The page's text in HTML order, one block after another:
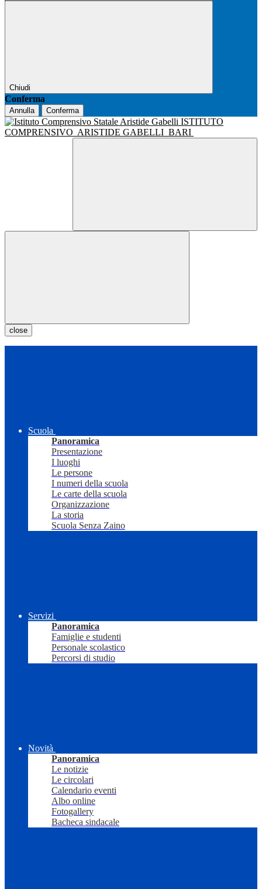
Chiudi
Conferma
Annulla Conferma
ISTITUTO
COMPRENSIVO ARISTIDE GABELLI BARI
close
Scuola
Panoramica
Presentazione
I luoghi
Le persone
I numeri della scuola
Le carte della scuola
Organizzazione
La storia
Scuola Senza Zaino
Servizi
Panoramica
Famiglie e studenti
Personale scolastico
Percorsi di studio
Novità
Panoramica
Le notizie
Le circolari
Calendario eventi
Albo online
Fotogallery
Bacheca sindacale